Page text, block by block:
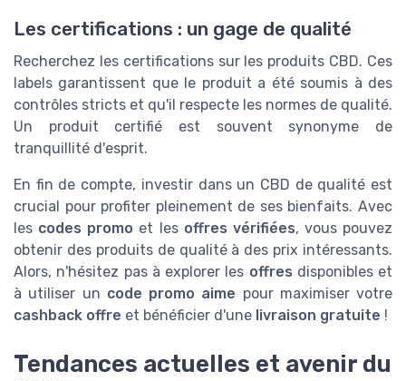
Les certifications : un gage de qualité
Recherchez les certifications sur les produits CBD. Ces
labels garantissent que le produit a été soumis à des
contrôles stricts et qu'il respecte les normes de qualité.
Un produit certifié est souvent synonyme de
tranquillité d'esprit.
En fin de compte, investir dans un CBD de qualité est
crucial pour profiter pleinement de ses bienfaits. Avec
les codes promo et les offres vérifiées, vous pouvez
obtenir des produits de qualité à des prix intéressants.
Alors, n'hésitez pas à explorer les offres disponibles et
à utiliser un code promo aime pour maximiser votre
cashback offre et bénéficier d'une livraison gratuite !
Tendances actuelles et avenir du